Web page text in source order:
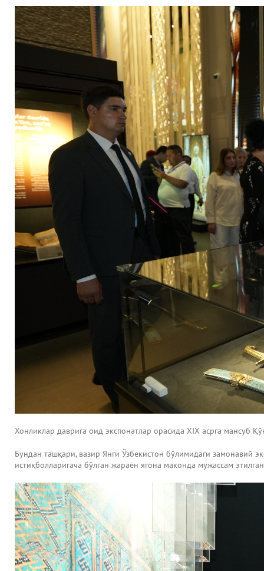
Хонликлар даврига оид экспонатлар орасида ХIХ асрга мансуб
Бундан ташқари, вазир Янги Ўзбекистон бўлимидаги замонавий
истиқболларигача бўлган жараён ягона маконда мужассам